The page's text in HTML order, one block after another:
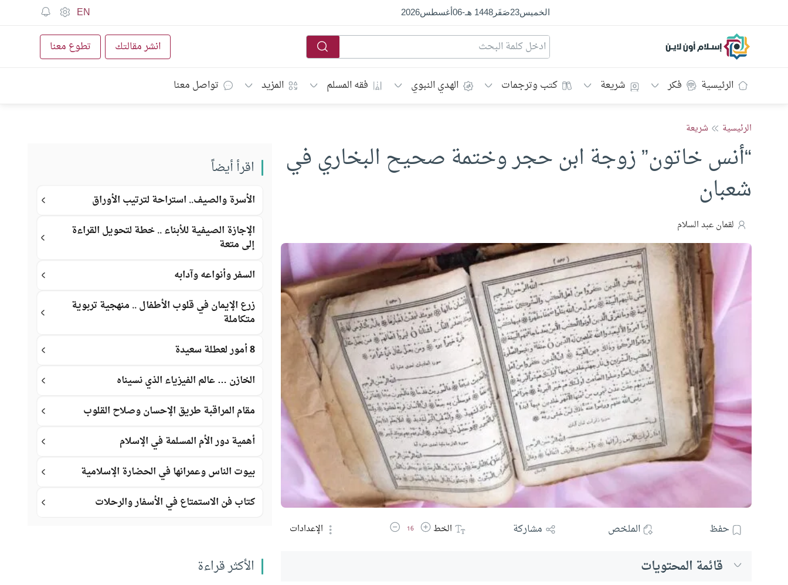
الخميس23صَفَر1448 هـ -
06أغسطس2026
EN
إسلام أون لاين انشر مقالتك تطوع معنا
الرئيسية فكر شريعة كتب وترجمات الهدي النبوي فقه المسلم المزيد تواصل معنا
الرئيسية شريعة
“أنس خاتون” زوجة ابن حجر وختمة صحيح البخاري في
شعبان
لقمان عبد السلام
حفظ الملخص مشاركة الخطزيادة حجم الخط
16 تقليل حجم الخط الإعدادات
قائمة المحتويات
اقرأ أيضاً
الأسرة والصيف.. استراحة لترتيب الأوراق
الإجازة الصيفية للأبناء .. خطة لتحويل القراءة
إلى متعة
السفر وأنواعه وآدابه
زرع الإيمان في قلوب الأطفال .. منهجية تربوية
متكاملة
8 أمور لعطلة سعيدة
الخازن … عالم الفيزياء الذي نسيناه
مقام المراقبة طريق الإحسان وصلاح القلوب
أهمية دور الأم المسلمة في الإسلام
بيوت الناس وعمرانها في الحضارة الإسلامية
كتاب فن الاستمتاع في الأسفار والرحلات
الأكثر قراءة